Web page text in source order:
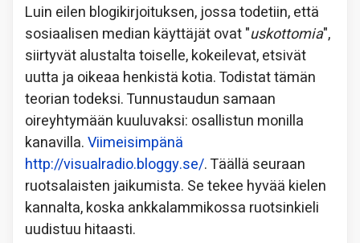
Luin eilen blogikirjoituksen, jossa todetiin, että
sosiaalisen median käyttäjät ovat "uskottomia",
siirtyvät alustalta toiselle, kokeilevat, etsivät
uutta ja oikeaa henkistä kotia. Todistat tämän
teorian todeksi. Tunnustaudun samaan
oireyhtymään kuuluvaksi: osallistun monilla
kanavilla.Viimeisimpänä
http://visualradio.bloggy.se/. Täällä seuraan
ruotsalaisten jaikumista. Se tekee hyvää kielen
kannalta, koska ankkalammikossa ruotsinkieli
uudistuu hitaasti.